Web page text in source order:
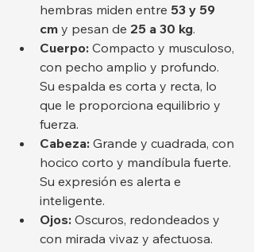
hembras miden entre 53 y 59
cm y pesan de 25 a 30 kg.
Cuerpo: Compacto y musculoso,
con pecho amplio y profundo.
Su espalda es corta y recta, lo
que le proporciona equilibrio y
fuerza.
Cabeza: Grande y cuadrada, con
hocico corto y mandíbula fuerte.
Su expresión es alerta e
inteligente.
Ojos: Oscuros, redondeados y
con mirada vivaz y afectuosa.